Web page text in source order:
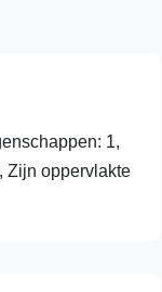
1,
Zijn oppervlakte